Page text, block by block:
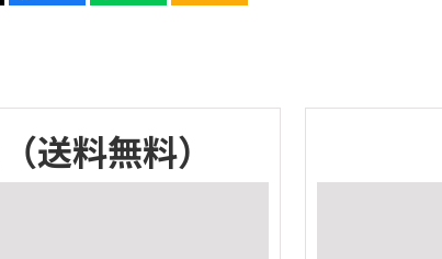
（送料無料）